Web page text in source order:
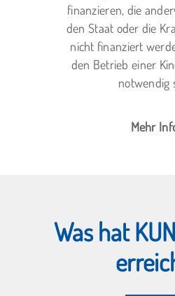
finanzieren, die
den Staat oder die
nicht finanziert
den Betrieb einer
notwendig
Mehr
Was hat